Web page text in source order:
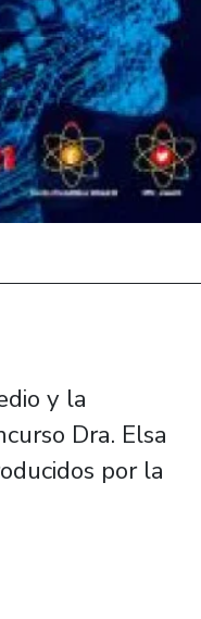
y la
Dra. Elsa
por la